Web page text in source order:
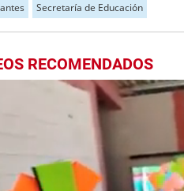
Secretaría de Educación
RECOMENDADOS